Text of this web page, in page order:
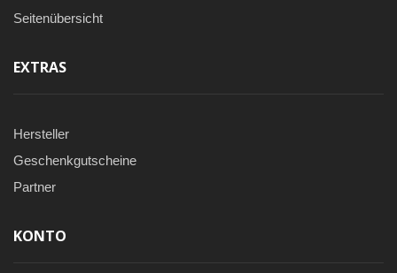
Seitenübersicht
EXTRAS
Hersteller
Geschenkgutscheine
Partner
KONTO